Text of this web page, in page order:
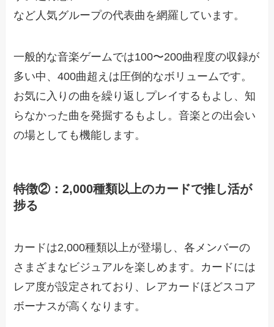
など人気グループの代表曲を網羅しています。
一般的な音楽ゲームでは100〜200曲程度の収録が
多い中、400曲超えは圧倒的なボリュームです。
お気に入りの曲を繰り返しプレイするもよし、知
らなかった曲を発掘するもよし。音楽との出会い
の場としても機能します。
特徴②：2,000種類以上のカードで推し活が
捗る
カードは2,000種類以上が登場し、各メンバーの
さまざまなビジュアルを楽しめます。カードには
レア度が設定されており、レアカードほどスコア
ボーナスが高くなります。